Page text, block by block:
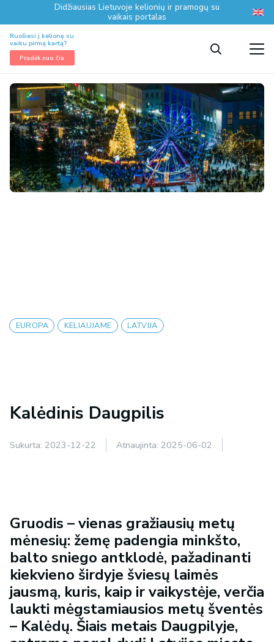
Didžiausias Lietuvoje kelionių ir pramogų su
vaikais portalas
Ruošiesi į kelionę su
vaiku pirmą kartą?
Pradėk nuo čia
EUROPA KELIAUJAME LATVIJA
Kalėdinis Daugpilis
Sukurta: 2023-12-22 Atnaujinta: 2025-06-02
Gruodis – vienas gražiausių metų
mėnesių: žemę padengia minkšto,
balto sniego antklodė, pažadinanti
kiekvieno širdyje šviesų laimės
jausmą, kuris, kaip ir vaikystėje, verčia
laukti mėgstamiausios metų šventės
– Kalėdų. Šiais metais Daugpilyje,